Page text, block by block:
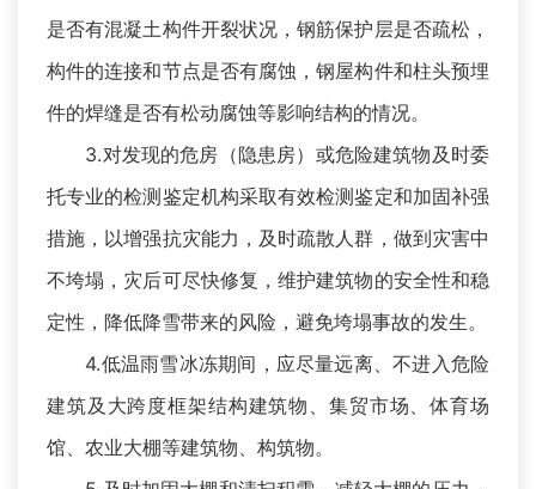
是否有混凝土构件开裂状况，钢筋保护层是否疏松，
构件的连接和节点是否有腐蚀，钢屋构件和柱头预埋
件的焊缝是否有松动腐蚀等影响结构的情况。
3.对发现的危房（隐患房）或危险建筑物及时委
托专业的检测鉴定机构采取有效检测鉴定和加固补强
措施，以增强抗灾能力，及时疏散人群，做到灾害中
不垮塌，灾后可尽快修复，维护建筑物的安全性和稳
定性，降低降雪带来的风险，避免垮塌事故的发生。
4.低温雨雪冰冻期间，应尽量远离、不进入危险
建筑及大跨度框架结构建筑物、集贸市场、体育场
馆、农业大棚等建筑物、构筑物。